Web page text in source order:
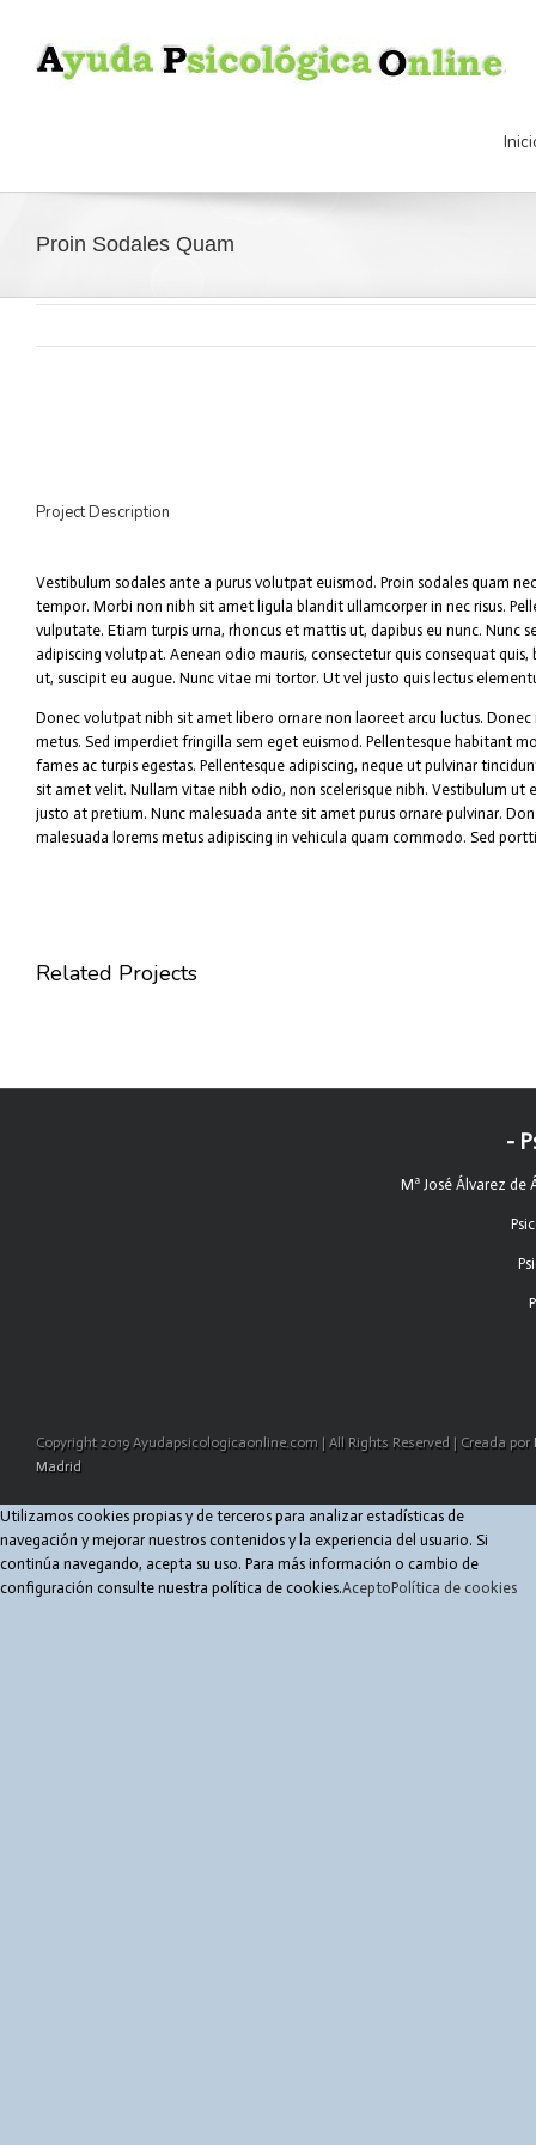
Proin Sodales Quam
Project Description
Vestibulum sodales ante a purus volutpat euismod. Proin sodales quam
tempor. Morbi non nibh sit amet ligula blandit ullamcorper in nec risus.
vulputate. Etiam turpis urna, rhoncus et mattis ut, dapibus eu nunc. Nunc
adipiscing volutpat. Aenean odio mauris, consectetur quis consequat
ut, suscipit eu augue. Nunc vitae mi tortor. Ut vel justo quis lectus
Donec volutpat nibh sit amet libero ornare non laoreet arcu luctus.
metus. Sed imperdiet fringilla sem eget euismod. Pellentesque habitant
fames ac turpis egestas. Pellentesque adipiscing, neque ut pulvinar
sit amet velit. Nullam vitae nibh odio, non scelerisque nibh. Vestibulum ut
justo at pretium. Nunc malesuada ante sit amet purus ornare pulvinar.
malesuada lorems metus adipiscing in vehicula quam commodo. Sed
Related Projects
-
Mª José Álvarez de
Copyright 2019 Ayudapsicologicaonline.com | All Rights Reserved | Creada por
Madrid
Utilizamos cookies propias y de terceros para analizar estadísticas de
navegación y mejorar nuestros contenidos y la experiencia del usuario. Si
continúa navegando, acepta su uso. Para más información o cambio de
configuración consulte nuestra política de cookies.AceptoPolítica de cookies